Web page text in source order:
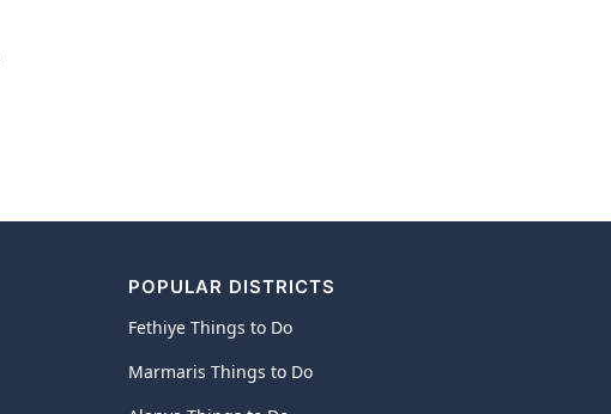
POPULAR DISTRICTS
Fethiye Things to Do
Marmaris Things to Do